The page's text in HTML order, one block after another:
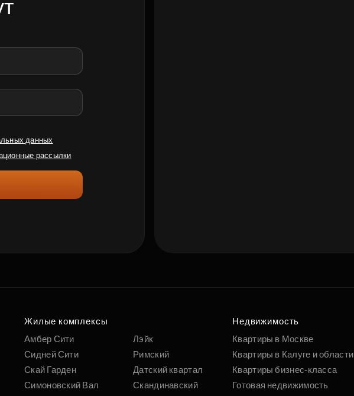
данных
рассылки
Жилые комплексы
Амбер Сити
Сидней Сити
Скай Гарден
Симоновский Вал
Лэйк
Римский
Датский квартал
Скандинавский
Недвижимость
Квартиры в Москве
Квартиры в Калуге и области
Квартиры бизнес-класса
Готовая недвижимость